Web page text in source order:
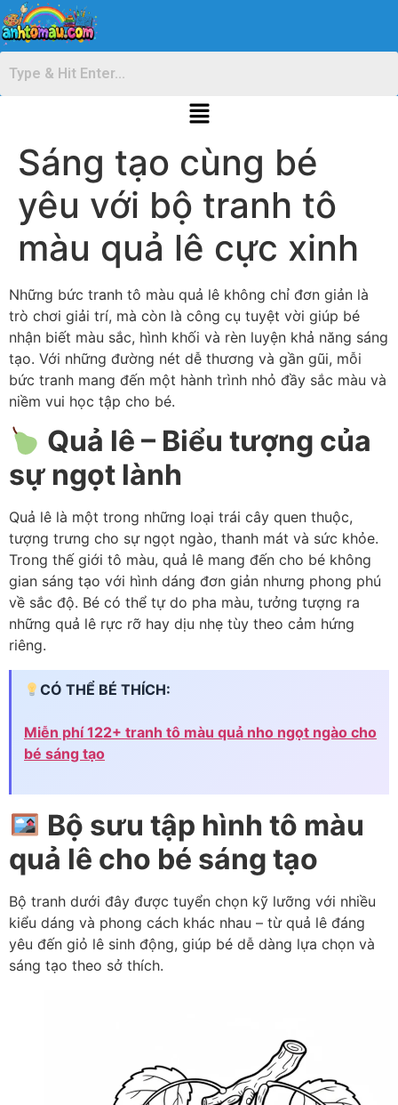
Sáng tạo cùng bé
yêu với bộ tranh tô
màu quả lê cực xinh
Những bức tranh tô màu quả lê không chỉ đơn giản là
trò chơi giải trí, mà còn là công cụ tuyệt vời giúp bé
nhận biết màu sắc, hình khối và rèn luyện khả năng sáng
tạo. Với những đường nét dễ thương và gần gũi, mỗi
bức tranh mang đến một hành trình nhỏ đầy sắc màu và
niềm vui học tập cho bé.
Quả lê – Biểu tượng của
sự ngọt lành
Quả lê là một trong những loại trái cây quen thuộc,
tượng trưng cho sự ngọt ngào, thanh mát và sức khỏe.
Trong thế giới tô màu, quả lê mang đến cho bé không
gian sáng tạo với hình dáng đơn giản nhưng phong phú
về sắc độ. Bé có thể tự do pha màu, tưởng tượng ra
những quả lê rực rỡ hay dịu nhẹ tùy theo cảm hứng
riêng.
CÓ THỂ BÉ THÍCH:
Miễn phí 122+ tranh tô màu quả nho ngọt ngào cho
bé sáng tạo
Bộ sưu tập hình tô màu
quả lê cho bé sáng tạo
Bộ tranh dưới đây được tuyển chọn kỹ lưỡng với nhiều
kiểu dáng và phong cách khác nhau – từ quả lê đáng
yêu đến giỏ lê sinh động, giúp bé dễ dàng lựa chọn và
sáng tạo theo sở thích.